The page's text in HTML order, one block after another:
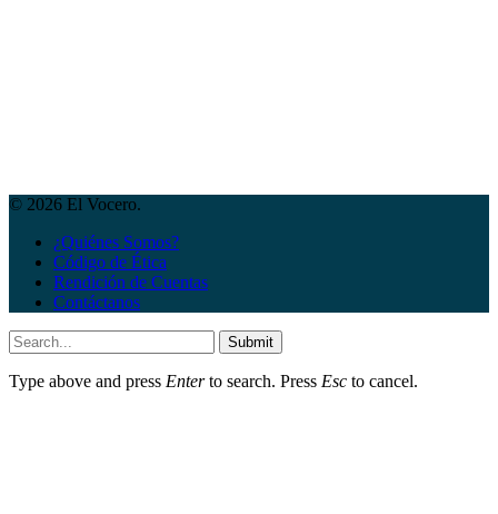
© 2026 El Vocero.
¿Quiénes Somos?
Código de Ética
Rendición de Cuentas
Contáctanos
Submit
Type above and press Enterto search. Press Esc to cancel.